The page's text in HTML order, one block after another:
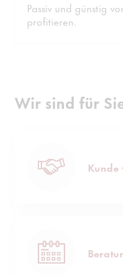
Passiv und günstig
profitieren.
Wir sind für
Kunde